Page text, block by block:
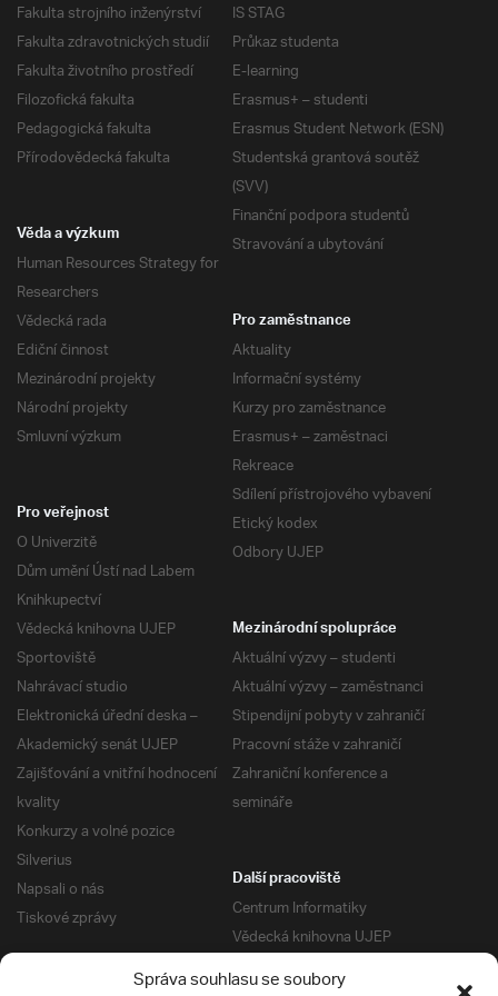
Správa souhlasu se soubory
Fakulta strojního inženýrství
Fakulta zdravotnických studií
Fakulta životního prostředí
Filozofická fakulta
Pedagogická fakulta
Přírodovědecká fakulta
IS STAG
Průkaz studenta
E-learning
Erasmus+ – studenti
Erasmus Student Network (ESN)
Studentská grantová soutěž
(SVV)
Finanční podpora studentů
Stravování a ubytování
Věda a výzkum
Human Resources Strategy for
Researchers
Vědecká rada
Ediční činnost
Mezinárodní projekty
Národní projekty
Smluvní výzkum
Pro zaměstnance
Aktuality
Informační systémy
Kurzy pro zaměstnance
Erasmus+ – zaměstnaci
Rekreace
Sdílení přístrojového vybavení
Etický kodex
Odbory UJEP
Pro veřejnost
O Univerzitě
Dům umění Ústí nad Labem
Knihkupectví
Vědecká knihovna UJEP
Sportoviště
Nahrávací studio
Elektronická úřední deska –
Akademický senát UJEP
Zajišťování a vnitřní hodnocení
kvality
Konkurzy a volné pozice
Silverius
Napsali o nás
Tiskové zprávy
Mezinárodní spolupráce
Aktuální výzvy – studenti
Aktuální výzvy – zaměstnanci
Stipendijní pobyty v zahraničí
Pracovní stáže v zahraničí
Zahraniční konference a
semináře
Další pracoviště
Centrum Informatiky
Vědecká knihovna UJEP
Správa kolejí a menz